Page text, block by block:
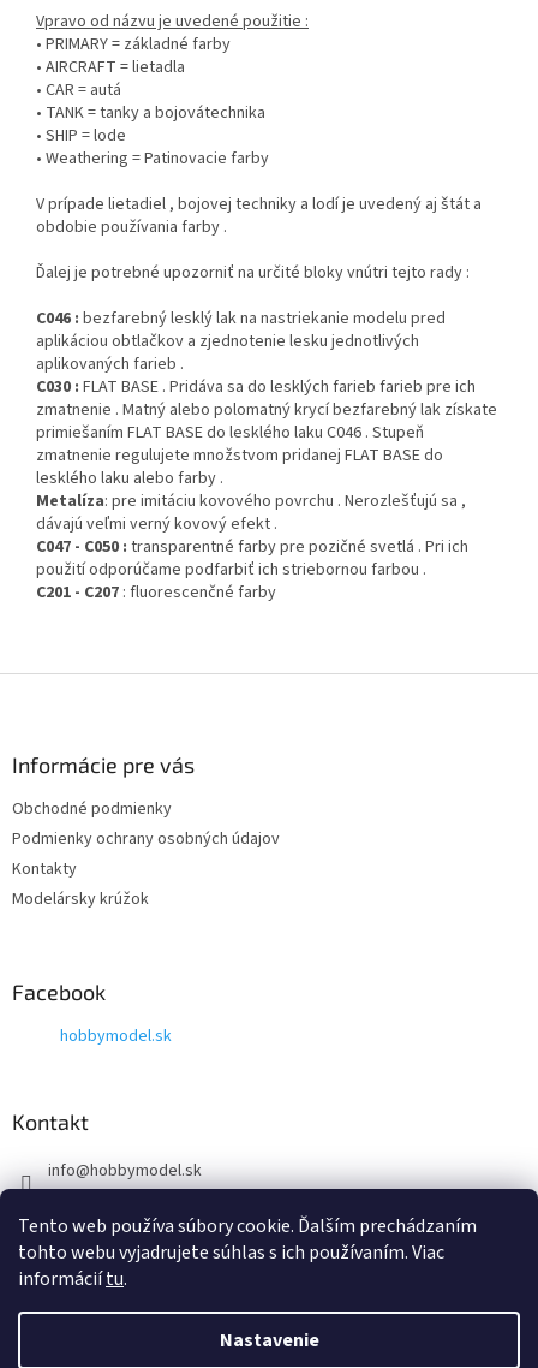
Tento web používa súbory cookie. Ďalším prechádzaním
tohto webu vyjadrujete súhlas s ich používaním. Viac
informáciítu.
Nastavenie
Vpravo od názvu je uvedené použitie :
• PRIMARY = základné farby
• AIRCRAFT = lietadla
• CAR = autá
• TANK = tanky a bojovátechnika
• SHIP = lode
• Weathering = Patinovacie farby
V prípade lietadiel , bojovej techniky a lodí je uvedený aj štát a
obdobie používania farby .
Ďalej je potrebné upozorniť na určité bloky vnútri tejto rady :
C046 : bezfarebný lesklý lak na nastriekanie modelu pred
aplikáciou obtlačkov a zjednotenie lesku jednotlivých
aplikovaných farieb .
C030 : FLAT BASE . Pridáva sa do lesklých farieb farieb pre ich
zmatnenie . Matný alebo polomatný krycí bezfarebný lak získate
primiešaním FLAT BASE do lesklého laku C046 . Stupeň
zmatnenie regulujete množstvom pridanej FLAT BASE do
lesklého laku alebo farby .
Metalíza: pre imitáciu kovového povrchu . Nerozlešťujú sa ,
dávajú veľmi verný kovový efekt .
C047 - C050 : transparentné farby pre pozičné svetlá . Pri ich
použití odporúčame podfarbiť ich striebornou farbou .
C201 - C207 : fluorescenčné farby
Informácie pre vás
Obchodné podmienky
Podmienky ochrany osobných údajov
Kontakty
Modelársky krúžok
Facebook
hobbymodel.sk
Kontakt
info@hobbymodel.sk
https://www.facebook.com/skhobbymodel
Vytvoril Shoptet